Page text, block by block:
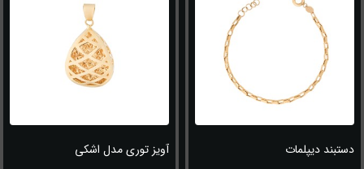
دستبند دیپلمات
آویز توری مدل اشکی